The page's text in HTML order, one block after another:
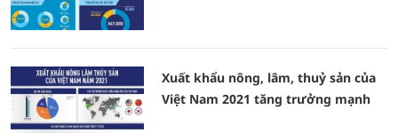
Xuất khẩu nông, lâm, thuỷ sản của
Việt Nam 2021 tăng trưởng mạnh